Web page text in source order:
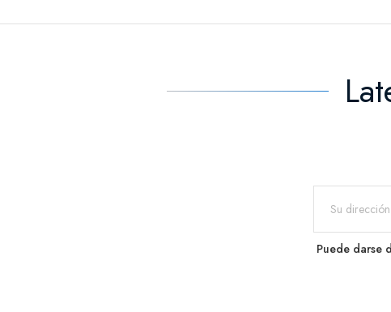
Puede darse